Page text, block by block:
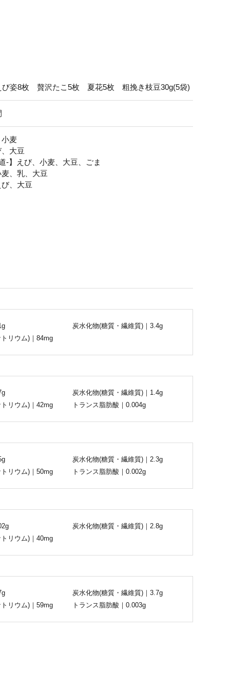
姿8枚 贅沢たこ5枚 夏花5枚 粗挽き枝豆30g(5袋)
小麦
、大豆
-】えび、小麦、大豆、ごま
麦、乳、大豆
び、大豆
炭水化物(糖質・繊維質)｜3.4g
リウム)｜84mg
炭水化物(糖質・繊維質)｜1.4g
リウム)｜42mg トランス脂肪酸｜0.004g
炭水化物(糖質・繊維質)｜2.3g
リウム)｜50mg トランス脂肪酸｜0.002g
炭水化物(糖質・繊維質)｜2.8g
リウム)｜40mg
炭水化物(糖質・繊維質)｜3.7g
リウム)｜59mg トランス脂肪酸｜0.003g